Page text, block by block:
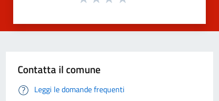
Contatta il comune
Leggi le domande frequenti